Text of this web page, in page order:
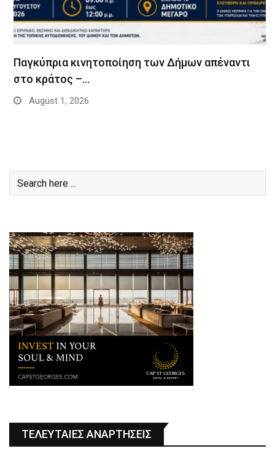
Παγκύπρια κινητοποίηση των Δήμων απέναντι
στο κράτος –…
August 1, 2026
ΤΕΛΕΥΤΑΙΕΣ ΑΝΑΡΤΗΣΕΙΣ